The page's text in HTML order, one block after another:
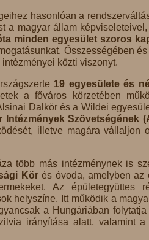
hasonlóan a
a magyar állam
minden egyesület szoros
Összességében
közti viszonyt.
19 egyesülete és
a főváros körzetében
Dalkör és a Wildei
Intézmények Szövetségének
illetve magára vállaljon
több más intézménynek is
Körés óvoda, amelyben az
Az épületegyüttes
helyszíne. Itt működik a
a Hungáriában
irányítása alatt, valamint